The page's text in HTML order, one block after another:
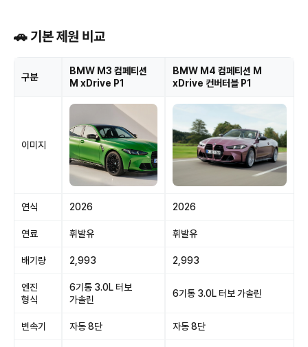
🚗 기본 제원 비교
구분
BMW M3 컴페티션
M xDrive P1
BMW M4 컴페티션 M
xDrive 컨버터블 P1
이미지
연식 2026 2026
연료 휘발유 휘발유
배기량 2,993 2,993
엔진
형식
6기통 3.0L 터보
가솔린
6기통 3.0L 터보 가솔린
변속기 자동 8단 자동 8단